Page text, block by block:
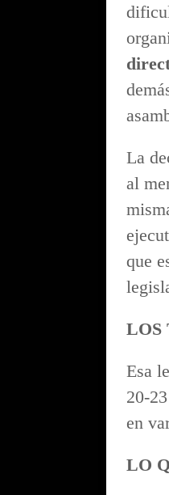
La
al
que
LOS
Esa
20-
en
LO